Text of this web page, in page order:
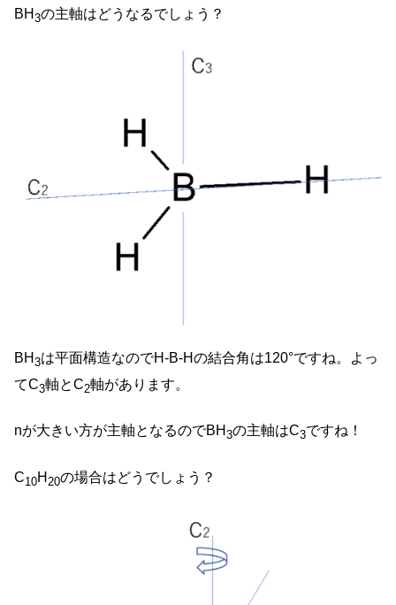
BH 3の主軸はどうなるでしょう？
BH 3は平面構造なのでH-B-Hの結合角は120°ですね。よっ
てC3軸とC2軸があります。
nが大きい方が主軸となるのでBH 3の主軸はC3ですね！
C10H 20の場合はどうでしょう？